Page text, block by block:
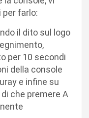
farlo:
il dito sul logo
per 10 secondi
della console
e infine su
che premere A